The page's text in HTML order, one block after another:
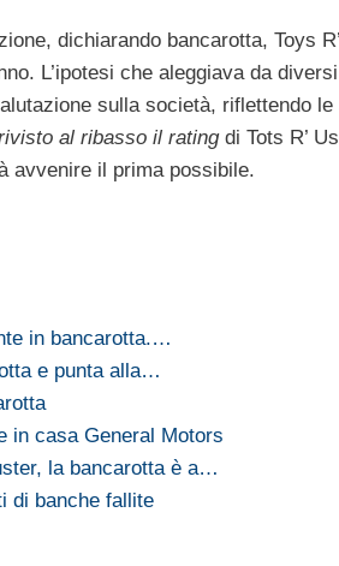
dichiarando bancarotta, Toys
L’ipotesi che aleggiava da
sulla società, riflettendo
al ribasso il ratingdi Tots R’
avvenire il prima possibile.
in bancarotta.…
e punta alla…
in casa General Motors
la bancarotta è a…
di banche fallite